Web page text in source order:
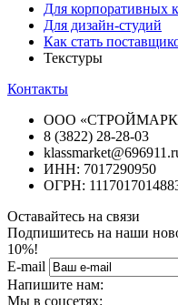
Для корпоративных
Для дизайн-студий
Как стать
Текстуры
Контакты
ООО
8 (3822) 28-28-03
ИНН: 7017290950
ОГРН:
Оставайтесь на связи
Подпишитесь на наши
10%!
E-mail
Напишите нам:
Мы в соцсетях: